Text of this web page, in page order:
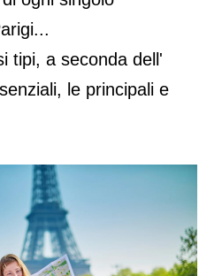
tipi, a seconda dell'
le principali e